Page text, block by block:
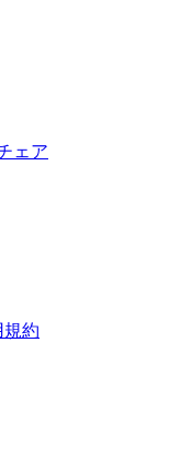
ェア
約